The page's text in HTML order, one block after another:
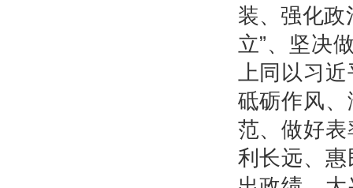
装、强化政
立”、坚决
上同以习
砥砺作风
范、做好
利长远、